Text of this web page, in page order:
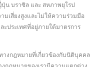
ปุ่น บราซิล และ สหภาพยุโรป
มเสี่ยงสูงและไม่ให้ความร่วมมือ
ะประเทศที่อยู่ภายใต้มาตรการ
างกฎหมายที่เกี่ยวข้องกับนิติบุคคล